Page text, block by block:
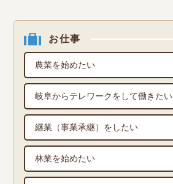
お仕事
農業を始めたい
岐阜からテレワークをして働きたい
継業（事業承継）をしたい
林業を始めたい